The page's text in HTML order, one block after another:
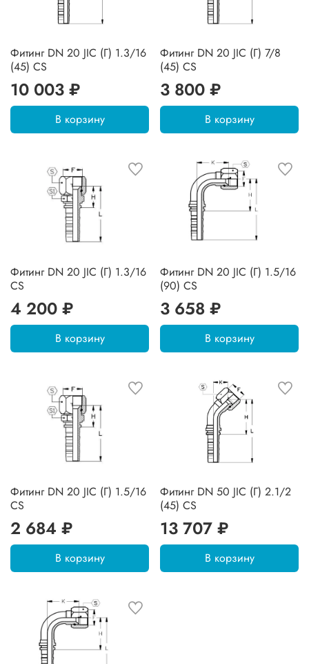
Фитинг DN 20 JIC (Г) 1.3/16
(45) CS
10 003 ₽
В корзину
Фитинг DN 20 JIC (Г) 7/8
(45) CS
3 800 ₽
В корзину
Фитинг DN 20 JIC (Г) 1.3/16
CS
4 200 ₽
В корзину
Фитинг DN 20 JIC (Г) 1.5/16
(90) CS
3 658 ₽
В корзину
Фитинг DN 20 JIC (Г) 1.5/16
CS
2 684 ₽
В корзину
Фитинг DN 50 JIC (Г) 2.1/2
(45) CS
13 707 ₽
В корзину